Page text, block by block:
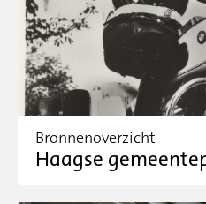
Bronnenoverzicht
Haagse